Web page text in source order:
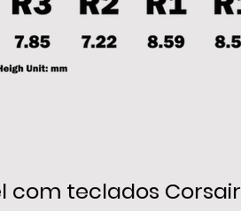
com teclados Corsair